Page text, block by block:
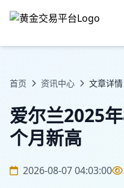
首页 资讯中心 文章详情
爱尔兰2025
个月新高
2026-08-07 04:03:00